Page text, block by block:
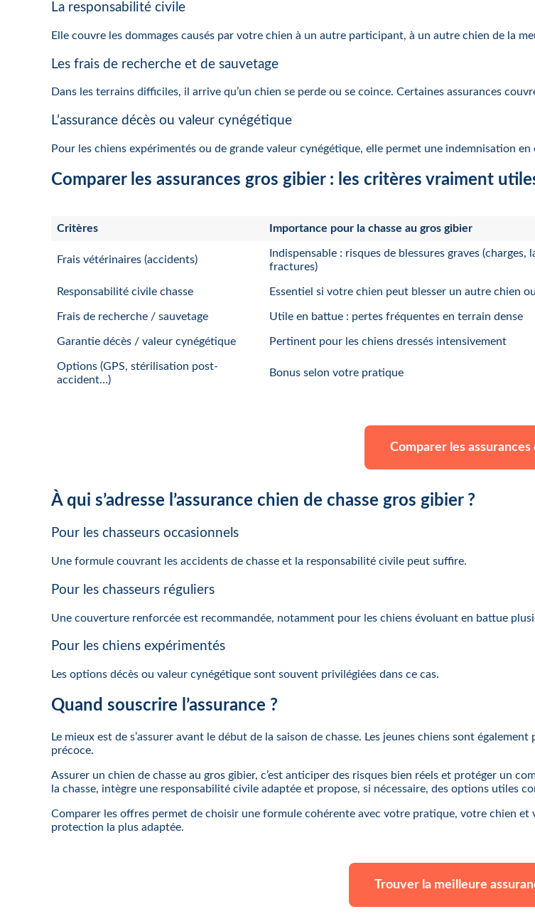
La responsabilité civile
Elle couvre les dommages causés par votre chien à un autre participant, à un autre chien de la
Les frais de recherche et de sauvetage
Dans les terrains difficiles, il arrive qu’un chien se perde ou se coince. Certaines assurances
L’assurance décès ou valeur cynégétique
Pour les chiens expérimentés ou de grande valeur cynégétique, elle permet une indemnisation en
Comparer les assurances gros gibier : les critères vraiment
Critères Importance pour la chasse au gros gibier
Frais vétérinaires (accidents)
Indispensable : risques de blessures graves (charges,
fractures)
Responsabilité civile chasse Essentiel si votre chien peut blesser un autre chien
Frais de recherche / sauvetage Utile en battue : pertes fréquentes en terrain dense
Garantie décès / valeur cynégétique Pertinent pour les chiens dressés intensivement
Options (GPS, stérilisation post-
accident…)
Bonus selon votre pratique
Comparer les assurances
À qui s’adresse l’assurance chien de chasse gros gibier ?
Pour les chasseurs occasionnels
Une formule couvrant les accidents de chasse et la responsabilité civile peut suffire.
Pour les chasseurs réguliers
Une couverture renforcée est recommandée, notamment pour les chiens évoluant en battue
Pour les chiens expérimentés
Les options décès ou valeur cynégétique sont souvent privilégiées dans ce cas.
Quand souscrire l’assurance ?
Le mieux est de s’assurer avant le début de la saison de chasse. Les jeunes chiens sont
précoce.
Assurer un chien de chasse au gros gibier, c’est anticiper des risques bien réels et protéger un
la chasse, intègre une responsabilité civile adaptée et propose, si nécessaire, des options utiles
Comparer les offres permet de choisir une formule cohérente avec votre pratique, votre chien
protection la plus adaptée.
Trouver la meilleure